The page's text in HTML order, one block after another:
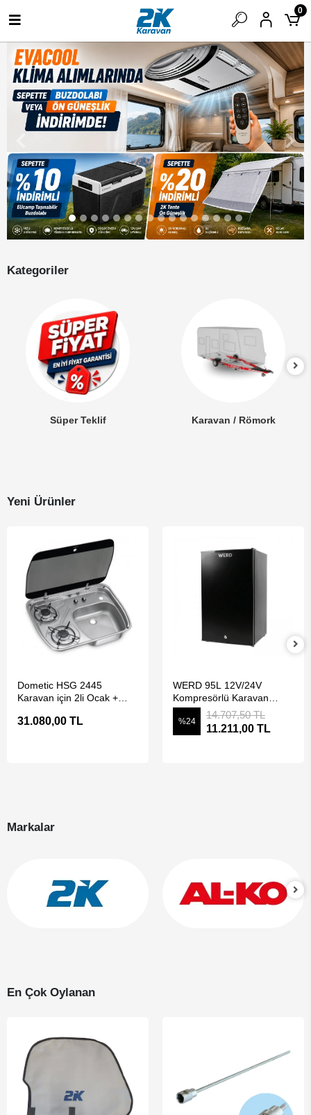
0
Kategoriler
Süper Teklif Karavan / Römork
Yeni Ürünler
SEPETE EKLE
Dometic HSG 2445
Karavan için 2li Ocak +
Lavabo
31.080,00 TL
SEPETE EKLE
WERD 95L 12V/24V
Kompresörlü Karavan
Buzdolabı - 95 Litre
14.707,50 TL
11.211,00 TL
Markalar
En Çok Oylanan